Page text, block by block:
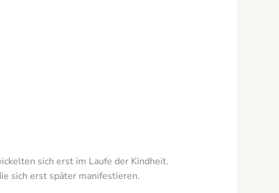
sich erst im Laufe der Kindheit.
sich erst später manifestieren.